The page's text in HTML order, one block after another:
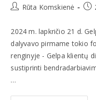
Rūta Komskienė
2024 m. lapkričio 21 d.
dalyvavo pirmame tokio
renginyje - Gelpa klientų
sustiprinti
…